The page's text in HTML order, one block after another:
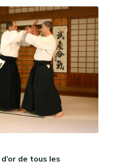
de tous les